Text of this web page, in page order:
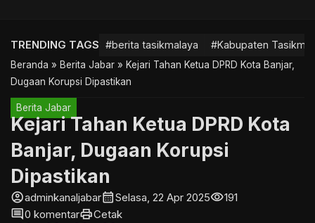
TRENDING TAGS #berita tasikmalaya #Kabupaten
Beranda » Berita Jabar » Kejari Tahan Ketua DPRD Kota Banjar,
Dugaan Korupsi Dipastikan
Berita Jabar
Kejari Tahan Ketua DPRD Kota
Banjar, Dugaan Korupsi
Dipastikan
account_circleadminkanaljabarcalendar_monthSelasa, 22 Apr 2025visibility191
comment0 komentarprintCetak